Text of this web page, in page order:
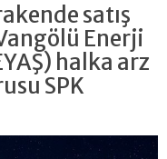
satış
Enerji
halka arz
SPK